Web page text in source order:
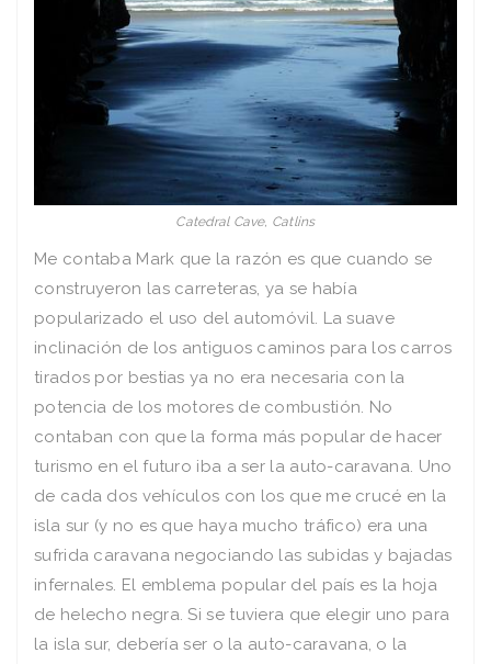
Catedral Cave, Catlins
Me contaba Mark que la razón es que cuando se
construyeron las carreteras, ya se había
popularizado el uso del automóvil. La suave
inclinación de los antiguos caminos para los carros
tirados por bestias ya no era necesaria con la
potencia de los motores de combustión. No
contaban con que la forma más popular de hacer
turismo en el futuro iba a ser la auto-caravana. Uno
de cada dos vehículos con los que me crucé en la
isla sur (y no es que haya mucho tráfico) era una
sufrida caravana negociando las subidas y bajadas
infernales. El emblema popular del país es la hoja
de helecho negra. Si se tuviera que elegir uno para
la isla sur, debería ser o la auto-caravana, o la